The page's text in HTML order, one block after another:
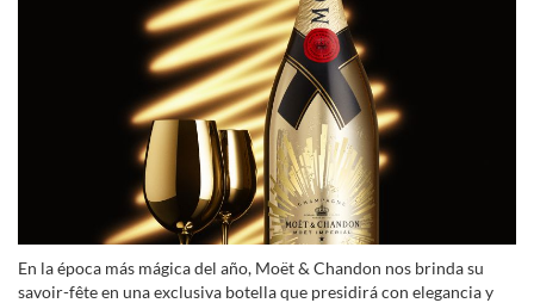
En la época más mágica del año, Moët & Chandon nos brinda su
savoir-fête en una exclusiva botella que presidirá con elegancia y